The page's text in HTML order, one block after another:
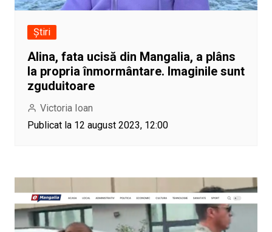
Știri
Alina, fata ucisă din Mangalia, a plâns
la propria înmormântare. Imaginile sunt
zguduitoare
Victoria Ioan
Publicat la 12 august 2023, 12:00